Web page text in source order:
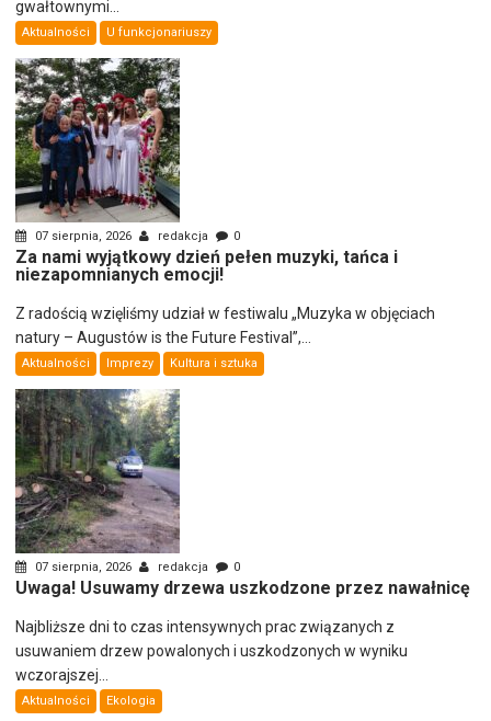
gwałtownymi...
Aktualności U funkcjonariuszy
07 sierpnia, 2026 redakcja 0
Za nami wyjątkowy dzień pełen muzyki, tańca i
niezapomnianych emocji!
Z radością wzięliśmy udział w festiwalu „Muzyka w objęciach
natury – Augustów is the Future Festival”,...
Aktualności Imprezy Kultura i sztuka
07 sierpnia, 2026 redakcja 0
Uwaga! Usuwamy drzewa uszkodzone przez nawałnicę
Najbliższe dni to czas intensywnych prac związanych z
usuwaniem drzew powalonych i uszkodzonych w wyniku
wczorajszej...
Aktualności Ekologia